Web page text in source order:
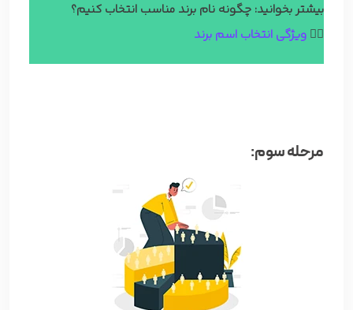
بیشتر بخوانید: چگونه نام برند مناسب انتخاب کنیم؟
👈🏼 ویژگی انتخاب اسم برند
مرحله سوم: